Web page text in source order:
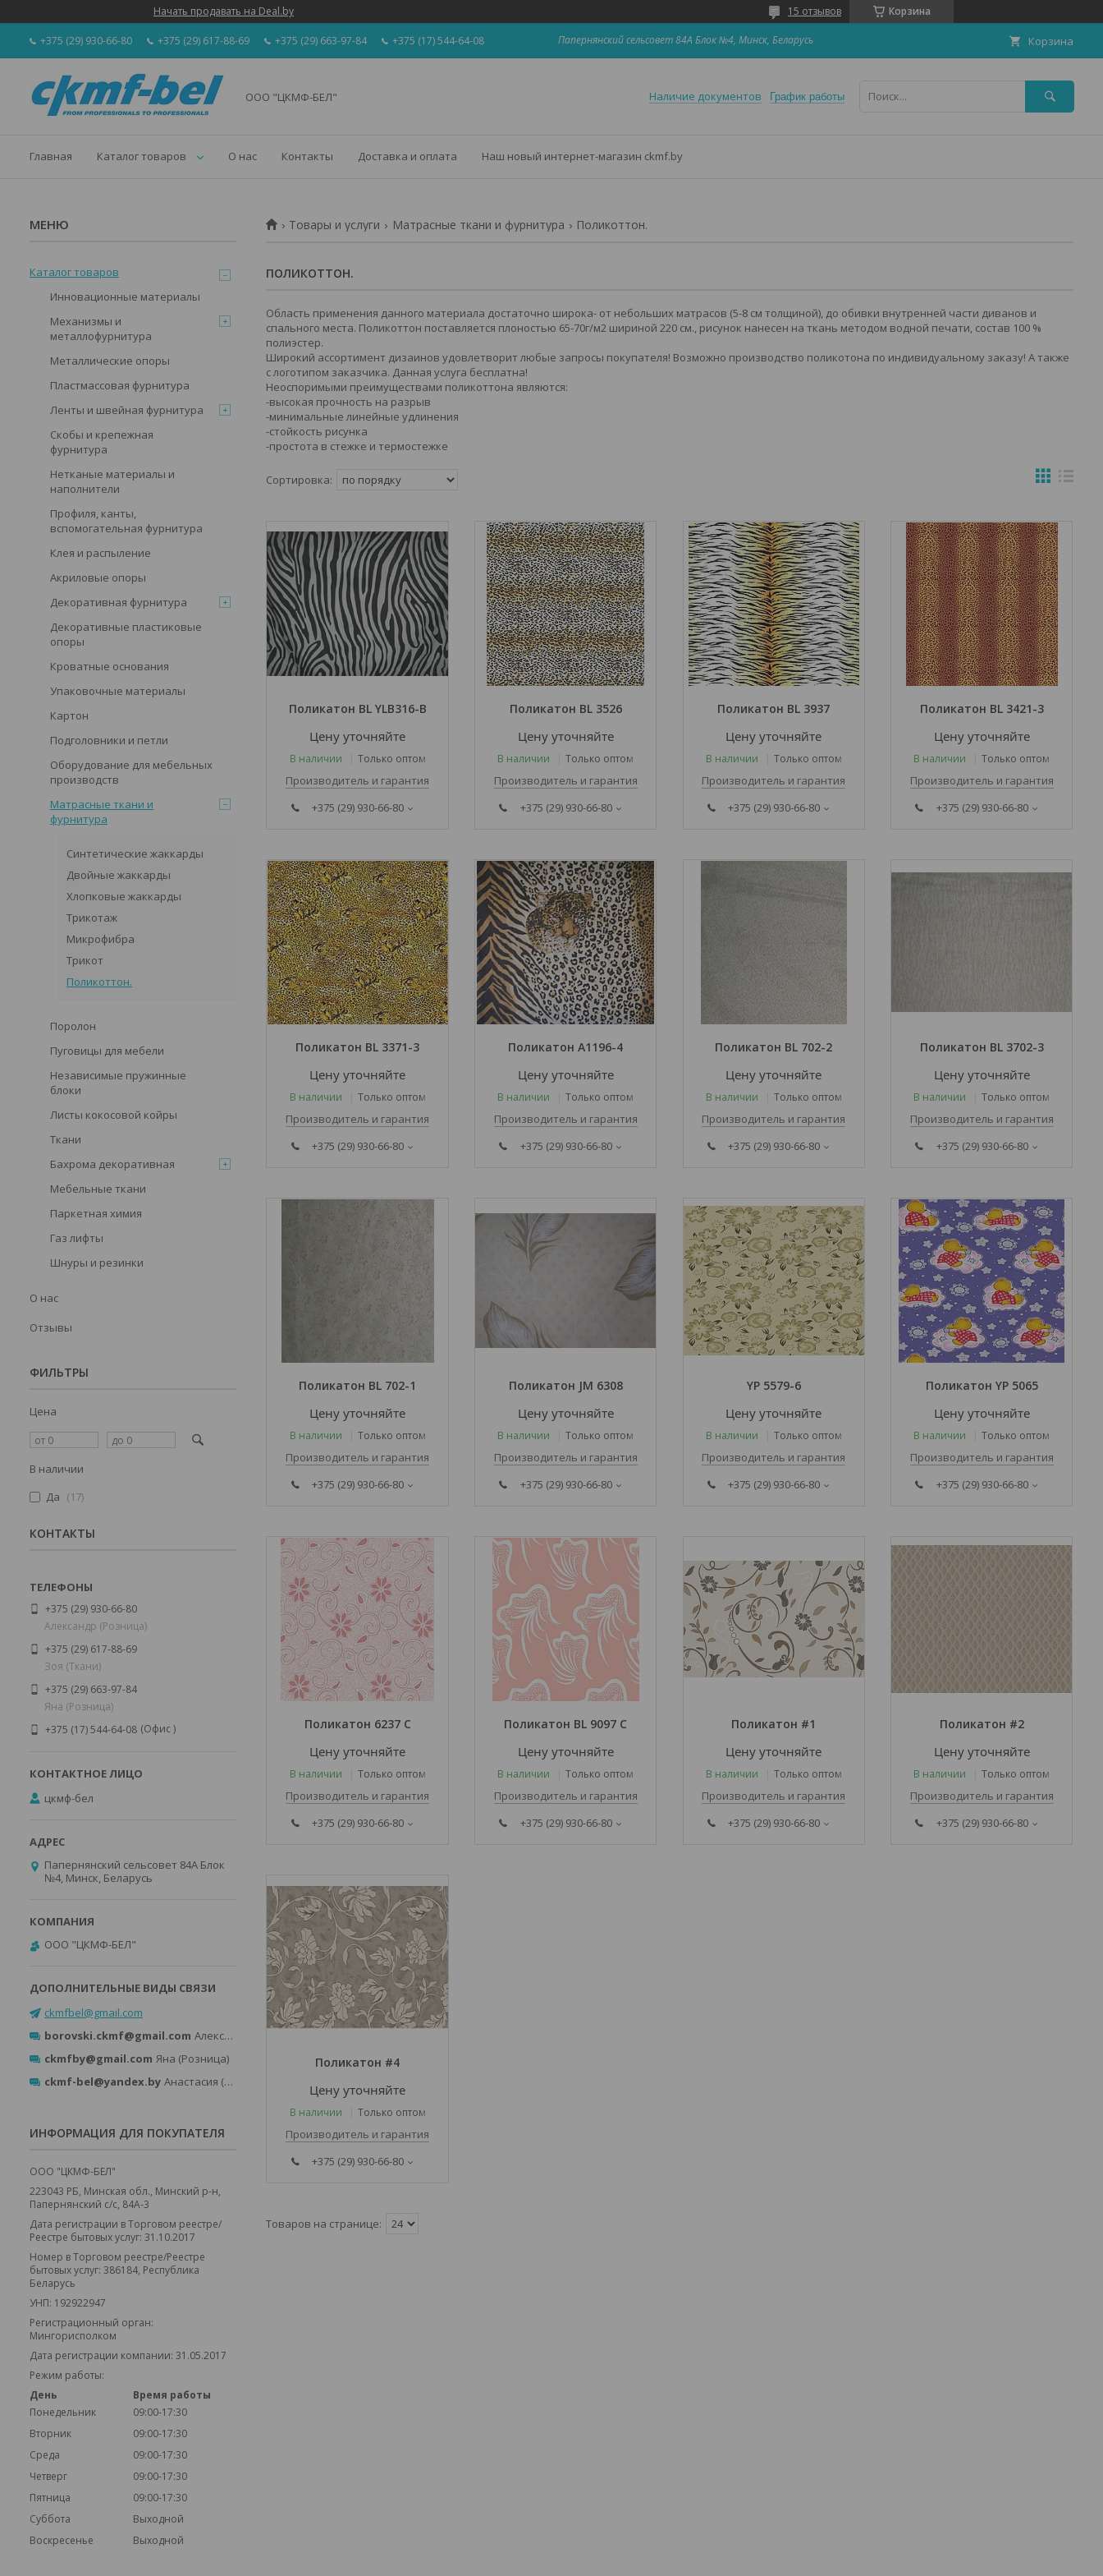
Начать продавать на Deal.by Корзина
15 отзывов
+375 (29) 930-66-80 +375 (29) 617-88-69 +375 (29) 663-97-84 +375 (17) 544-64-08 Папернянский сельсовет 84А Блок №4, Минск, Беларусь Корзина
ООО "ЦКМФ-БЕЛ" Наличие документов График работы
Главная Каталог товаров О нас Контакты Доставка и оплата Наш новый интернет-магазин ckmf.by
Товары и услуги Матрасные ткани и фурнитура Поликоттон.
ПОЛИКОТТОН.
Область применения данного материала достаточно широка- от небольших матрасов (5-8 см толщиной), до обивки внутренней части диванов и
спального места. Поликоттон поставляется плоностью 65-70г/м2 шириной 220 см., рисунок нанесен на ткань методом водной печати, состав 100 %
полиэстер.
Широкий ассортимент дизаинов удовлетворит любые запросы покупателя! Возможно производство поликотона по индивидуальному заказу! А также
с логотипом заказчика. Данная услуга бесплатна!
Неоспоримыми преимуществами поликоттона являются:
-высокая прочность на разрыв
-минимальные линейные удлинения
-стойкость рисунка
-простота в стежке и термостежке
Поликатон BL YLB316-B
Цену уточняйте
В наличии Только оптом
Производитель и гарантия
+375 (29) 930-66-80
Поликатон BL 3526
Цену уточняйте
В наличии Только оптом
Производитель и гарантия
+375 (29) 930-66-80
Поликатон BL 3937
Цену уточняйте
В наличии Только оптом
Производитель и гарантия
+375 (29) 930-66-80
Поликатон BL 3421-3
Цену уточняйте
В наличии Только оптом
Производитель и гарантия
+375 (29) 930-66-80
Поликатон BL 3371-3
Цену уточняйте
В наличии Только оптом
Производитель и гарантия
+375 (29) 930-66-80
Поликатон A1196-4
Цену уточняйте
В наличии Только оптом
Производитель и гарантия
+375 (29) 930-66-80
Поликатон BL 702-2
Цену уточняйте
В наличии Только оптом
Производитель и гарантия
+375 (29) 930-66-80
Поликатон BL 3702-3
Цену уточняйте
В наличии Только оптом
Производитель и гарантия
+375 (29) 930-66-80
Поликатон BL 702-1
Цену уточняйте
В наличии Только оптом
Производитель и гарантия
+375 (29) 930-66-80
Поликатон JM 6308
Цену уточняйте
В наличии Только оптом
Производитель и гарантия
+375 (29) 930-66-80
YP 5579-6
Цену уточняйте
В наличии Только оптом
Производитель и гарантия
+375 (29) 930-66-80
Поликатон YP 5065
Цену уточняйте
В наличии Только оптом
Производитель и гарантия
+375 (29) 930-66-80
Поликатон 6237 C
Цену уточняйте
В наличии Только оптом
Производитель и гарантия
+375 (29) 930-66-80
Поликатон BL 9097 С
Цену уточняйте
В наличии Только оптом
Производитель и гарантия
+375 (29) 930-66-80
Поликатон #1
Цену уточняйте
В наличии Только оптом
Производитель и гарантия
+375 (29) 930-66-80
Поликатон #2
Цену уточняйте
В наличии Только оптом
Производитель и гарантия
+375 (29) 930-66-80
Поликатон #4
Цену уточняйте
В наличии Только оптом
Производитель и гарантия
+375 (29) 930-66-80
Каталог товаров
Инновационные материалы
Механизмы и
металлофурнитура
Металлические опоры
Пластмассовая фурнитура
Ленты и швейная фурнитура
Скобы и крепежная
фурнитура
Нетканые материалы и
наполнители
Профиля, канты,
вспомогательная фурнитура
Клея и распыление
Акриловые опоры
Декоративная фурнитура
Декоративные пластиковые
опоры
Кроватные основания
Упаковочные материалы
Картон
Подголовники и петли
Оборудование для мебельных
производств
Матрасные ткани и
фурнитура
Синтетические жаккарды
Двойные жаккарды
Хлопковые жаккарды
Трикотаж
Микрофибра
Трикот
Поликоттон.
Поролон
Пуговицы для мебели
Независимые пружинные
блоки
Листы кокосовой койры
Ткани
Бахрома декоративная
Мебельные ткани
Паркетная химия
Газ лифты
Шнуры и резинки
О нас
Отзывы
ФИЛЬТРЫ
Цена
В наличии
Да
17
КОНТАКТЫ
+375 (29) 930-66-80
Александр (Розница)
+375 (29) 617-88-69
Зоя (Ткани)
+375 (29) 663-97-84
Яна (Розница)
+375 (17) 544-64-08 Офис
цкмф-бел
Папернянский сельсовет 84А Блок
№4, Минск, Беларусь
ООО "ЦКМФ-БЕЛ"
ckmfbel@gmail.com
borovski.ckmf@gmail.com Александр (Розница)
ckmfby@gmail.com Яна (Розница)
ckmf-bel@yandex.by Анастасия (Опт)
ИНФОРМАЦИЯ ДЛЯ ПОКУПАТЕЛЯ
ООО "ЦКМФ-БЕЛ"
223043 РБ, Минская обл., Минский р-н,
Папернянский с/с, 84А-3
Дата регистрации в Торговом реестре/
Реестре бытовых услуг: 31.10.2017
Номер в Торговом реестре/Реестре
бытовых услуг: 386184, Республика
Беларусь
УНП: 192922947
Регистрационный орган:
Мингорисполком
Дата регистрации компании: 31.05.2017
Режим работы:
День
Время работы
Понедельник
09:00-17:30
Вторник
09:00-17:30
Среда
09:00-17:30
Четверг
09:00-17:30
Пятница
09:00-17:30
Суббота
Выходной
Воскресенье
Выходной